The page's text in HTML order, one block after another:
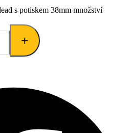
s potiskem 38mm množství
+